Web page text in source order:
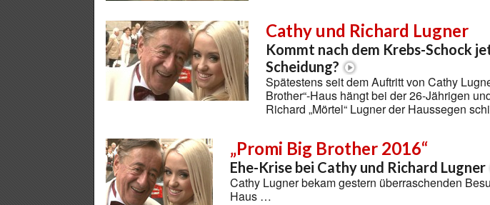
Cathy und Richard Lugner
Kommt nach dem Krebs-Schock
Scheidung?
Spätestens seit dem Auftritt von Cathy
Brother“-Haus hängt bei der 26-Jährigen
Richard „Mörtel“ Lugner der Haussegen
„Promi Big Brother 2016“
Ehe-Krise bei Cathy und Richard Lugner
Cathy Lugner bekam gestern überraschenden
Haus …